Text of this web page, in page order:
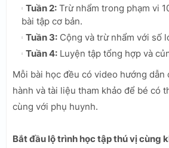
Tuần 2: Trừ nhẩm trong phạm vi
bài tập cơ bản.
Tuần 3: Cộng và trừ nhẩm với số
Tuần 4: Luyện tập tổng hợp và
Mỗi bài học đều có video hướng
hành và tài liệu tham khảo để bé có
cùng với phụ huynh.
Bắt đầu lộ trình học tập thú vị cùng